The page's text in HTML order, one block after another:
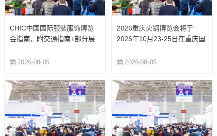
CHIC中国国际服装服饰博览
会指南，附交通指南+部分展
2026-08-05
2026重庆火锅博览会将于
2026年10月23-25日在重庆国
2026-08-05